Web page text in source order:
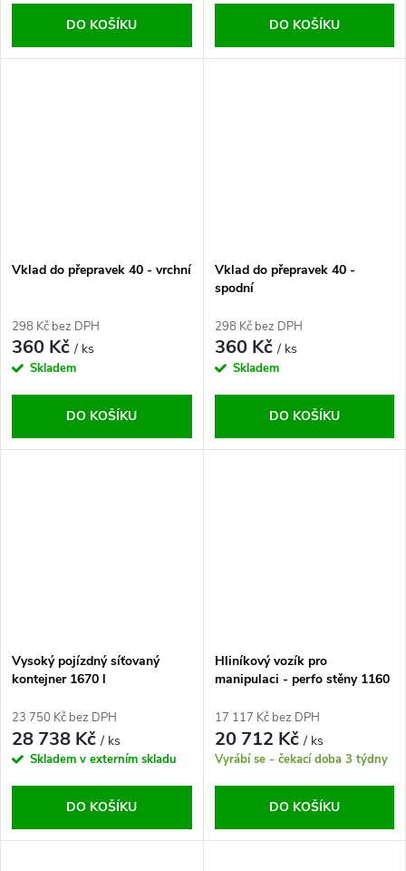
DO KOŠÍKU DO KOŠÍKU
Vklad do přepravek 40 - vrchní
298 Kč bez DPH
360 Kč/ ks
Skladem
DO KOŠÍKU
Vklad do přepravek 40 -
spodní
298 Kč bez DPH
360 Kč/ ks
Skladem
DO KOŠÍKU
Vysoký pojízdný síťovaný
kontejner 1670 l
23 750 Kč bez DPH
28 738 Kč/ ks
Skladem v externím skladu
DO KOŠÍKU
Hliníkový vozík pro
manipulaci - perfo stěny 1160
17 117 Kč bez DPH
20 712 Kč/ ks
Vyrábí se - čekací doba 3 týdny
DO KOŠÍKU